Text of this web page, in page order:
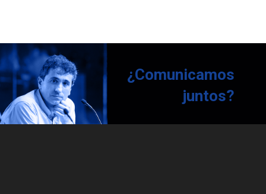
¿Comunicamos
juntos?